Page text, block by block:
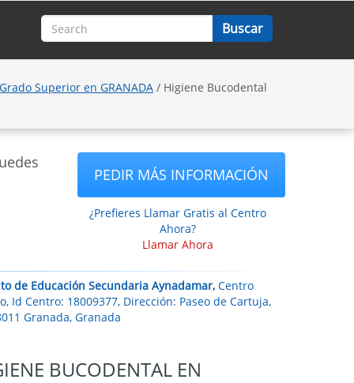
Superior en GRANADA / Higiene Bucodental
PEDIR MÁS INFORMACIÓN
¿Prefieres Llamar Gratis al Centro
Ahora?
Llamar Ahora
de Educación Secundaria Aynadamar, Centro
Id Centro: 18009377, Dirección: Paseo de Cartuja,
Granada, Granada
BUCODENTAL EN